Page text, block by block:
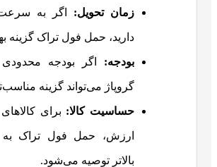
زمان تحویل: اگر به سرعت
دارید، حمل فول تراک گزینه
بودجه: اگر بودجه محدودی
گروپاژ می‌تواند گزینه
حساسیت کالا: برای
ارزش، حمل فول تراک به
بالاتر توصیه می‌شود.